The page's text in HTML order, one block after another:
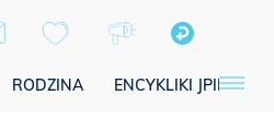
RODZINA ENCYKLIKI JPII